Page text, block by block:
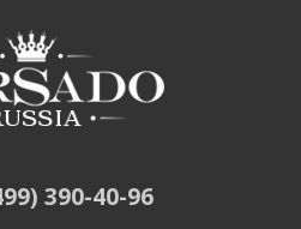
390-40-96